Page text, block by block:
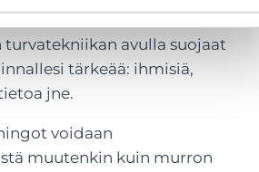
turvatekniikan avulla suojaat
tärkeää: ihmisiä,
jne.
voidaan
muutenkin kuin murron